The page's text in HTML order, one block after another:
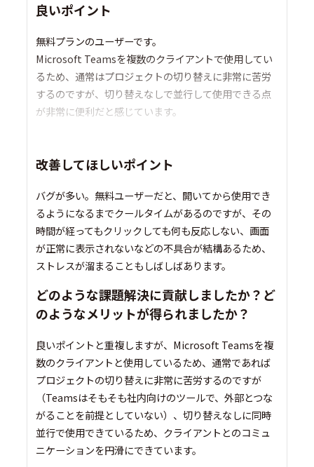
良いポイント
無料プランのユーザーです。
Microsoft Teamsを複数のクライアントで使用してい
るため、通常はプロジェクトの切り替えに非常に苦労
するのですが、切り替えなしで並行して使用できる点
が非常に便利だと感じています。
改善してほしいポイント
バグが多い。無料ユーザーだと、開いてから使用でき
るようになるまでクールタイムがあるのですが、その
時間が経ってもクリックしても何も反応しない、画面
が正常に表示されないなどの不具合が結構あるため、
ストレスが溜まることもしばしばあります。
どのような課題解決に貢献しましたか？ど
のようなメリットが得られましたか？
良いポイントと重複しますが、Microsoft Teamsを複
数のクライアントと使用しているため、通常であれば
プロジェクトの切り替えに非常に苦労するのですが
（Teamsはそもそも社内向けのツールで、外部とつな
がることを前提としていない）、切り替えなしに同時
並行で使用できているため、クライアントとのコミュ
ニケーションを円滑にできています。